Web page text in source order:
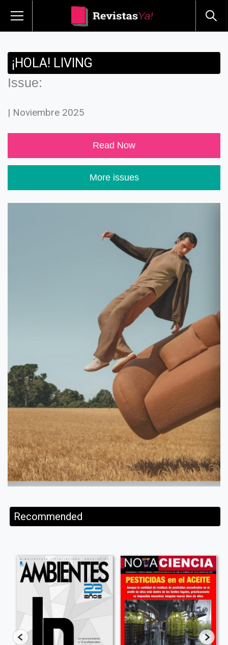
¡HOLA! LIVING
Issue:
| Noviembre 2025
Read Now
More issues
Recommended